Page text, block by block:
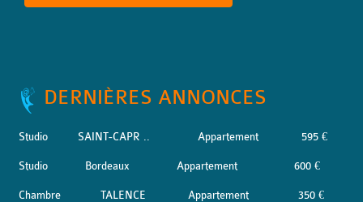
DERNIÈRES ANNONCES
Studio SAINT-CAPR .. Appartement 595 €
Studio Bordeaux Appartement 600 €
Chambre TALENCE Appartement 350 €